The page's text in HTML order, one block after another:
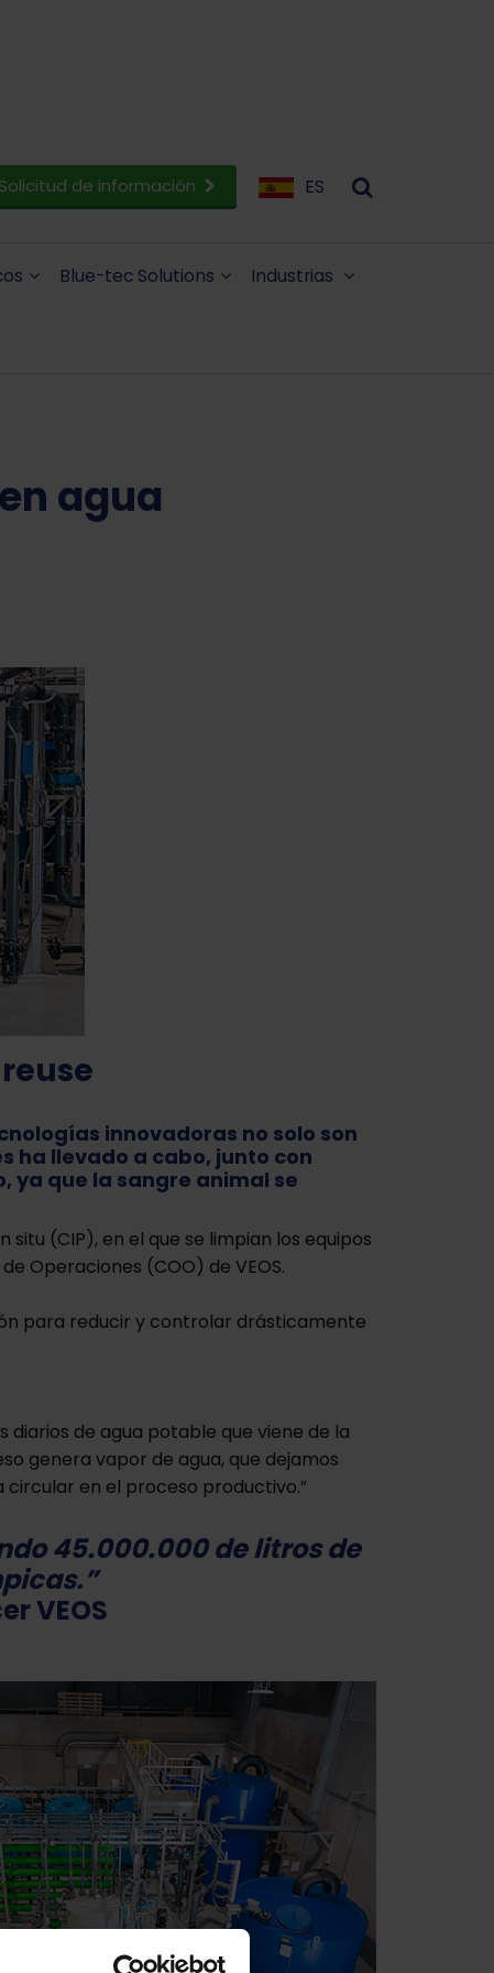
Solicitud de información ES
Blue-tec Solutions Industrias
agua
innovadoras no solo son
ha llevado a cabo, junto con
ya que la sangre animal se
(CIP), en el que se limpian los equipos
Operaciones (COO) de VEOS.
para reducir y controlar drásticamente
de agua potable que viene de la
genera vapor de agua, que dejamos
en el proceso productivo.”
45.000.000 de litros de
VEOS